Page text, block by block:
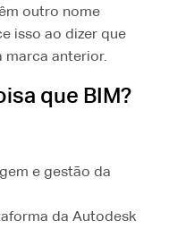
outro nome
isso ao dizer que
marca anterior.
que BIM?
e gestão da
da Autodesk